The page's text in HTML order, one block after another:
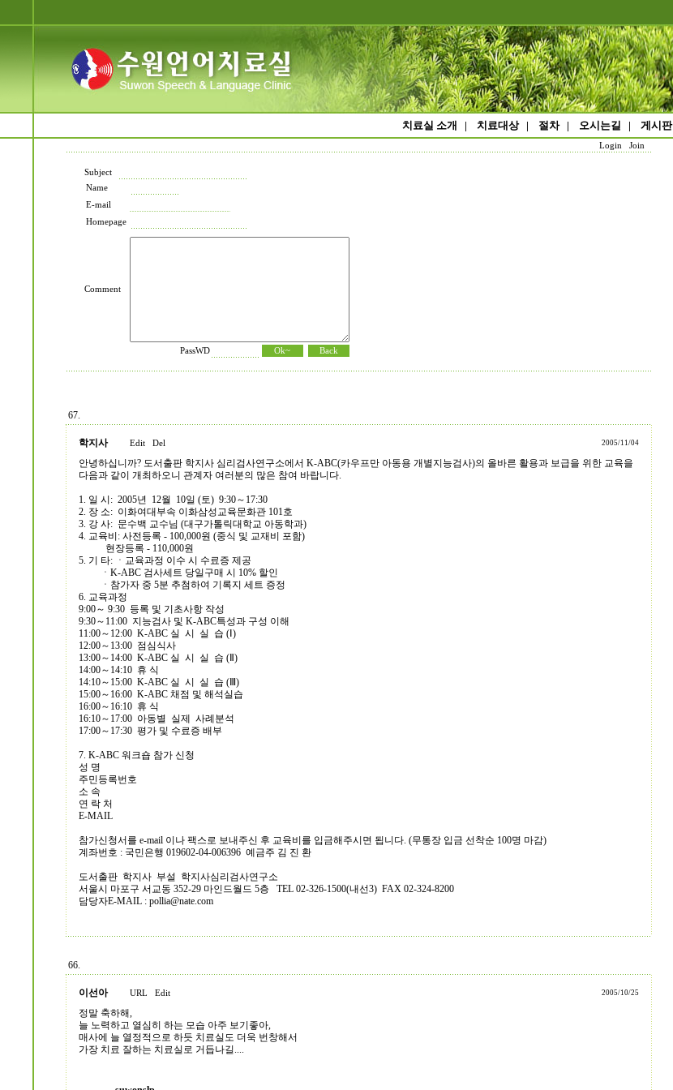
치료실 소개 | 치료대상| 절차| 오시는길 | 게시판
Login Join
Subject
Name
E-mail
Homepage
Comment
PassWD
67.
학지사 Edit Del 2005/11/04
안녕하십니까? 도서출판 학지사 심리검사연구소에서 K-ABC(카우프만 아동용 개별지능검사)의 올바른 활용과 보급을 위한 교육을
다음과 같이 개최하오니 관계자 여러분의 많은 참여 바랍니다.
1. 일 시: 2005년 12월 10일 (토) 9:30～17:30
2. 장 소: 이화여대부속 이화삼성교육문화관 101호
3. 강 사: 문수백 교수님 (대구가톨릭대학교 아동학과)
4. 교육비: 사전등록 - 100,000원 (중식 및 교재비 포함)
현장등록 - 110,000원
5. 기 타: ㆍ교육과정 이수 시 수료증 제공
ㆍK-ABC 검사세트 당일구매 시 10% 할인
ㆍ참가자 중 5분 추첨하여 기록지 세트 증정
6. 교육과정
9:00～ 9:30 등록 및 기초사항 작성
9:30～11:00 지능검사 및 K-ABC특성과 구성 이해
11:00～12:00 K-ABC 실 시 실 습 (Ⅰ)
12:00～13:00 점심식사
13:00～14:00 K-ABC 실 시 실 습 (Ⅱ)
14:00～14:10 휴 식
14:10～15:00 K-ABC 실 시 실 습 (Ⅲ)
15:00～16:00 K-ABC 채점 및 해석실습
16:00～16:10 휴 식
16:10～17:00 아동별 실제 사례분석
17:00～17:30 평가 및 수료증 배부
7. K-ABC 워크숍 참가 신청
성 명
주민등록번호
소 속
연 락 처
E-MAIL
참가신청서를 e-mail 이나 팩스로 보내주신 후 교육비를 입금해주시면 됩니다. (무통장 입금 선착순 100명 마감)
계좌번호 : 국민은행 019602-04-006396 예금주 김 진 환
도서출판 학지사 부설 학지사심리검사연구소
서울시 마포구 서교동 352-29 마인드월드 5층 TEL 02-326-1500(내선3) FAX 02-324-8200
담당자E-MAIL : pollia@nate.com
66.
이선아 URL Edit 2005/10/25
정말 축하해,
늘 노력하고 열심히 하는 모습 아주 보기좋아,
매사에 늘 열정적으로 하듯 치료실도 더욱 번창해서
가장 치료 잘하는 치료실로 거듭나길....